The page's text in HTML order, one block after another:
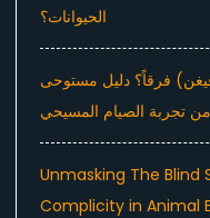
الحيوانات؟
فرقاً؟ دليل مستوحى
من تجربة الصيام المسيحي
Unmasking The Blind
Complicity in Animal